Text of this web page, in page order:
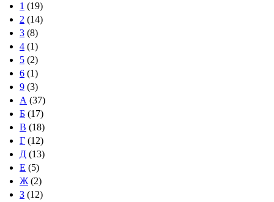
1 (19)
2 (14)
3 (8)
4 (1)
5 (2)
6 (1)
9 (3)
А (37)
Б (17)
В (18)
Г (12)
Д (13)
Е (5)
Ж (2)
З (12)